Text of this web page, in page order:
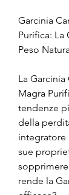
Garcinia
Purifica: La
Peso
La
Magra
tendenze
della
integratore
sue
rende la